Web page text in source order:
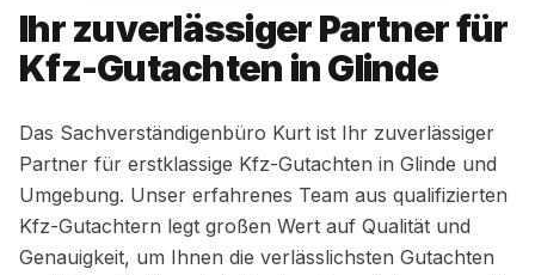
Ihr zuverlässiger Partner für
Kfz-Gutachten in Glinde
Das Sachverständigenbüro Kurt ist Ihr zuverlässiger
Partner für erstklassige Kfz-Gutachten in Glinde und
Umgebung. Unser erfahrenes Team aus qualifizierten
Kfz-Gutachtern legt großen Wert auf Qualität und
Genauigkeit, um Ihnen die verlässlichsten Gutachten